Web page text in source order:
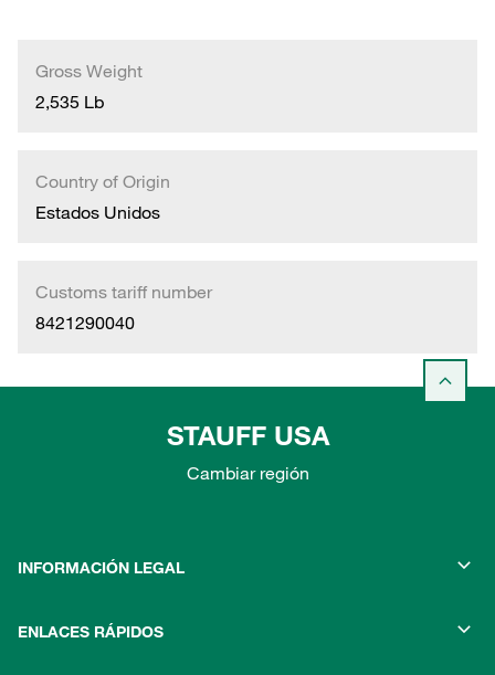
Gross Weight
2,535 Lb
Country of Origin
Estados Unidos
Customs tariff number
8421290040
STAUFF USA
Cambiar región
INFORMACIÓN LEGAL
ENLACES RÁPIDOS